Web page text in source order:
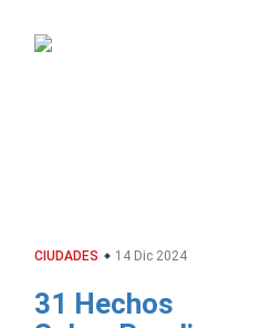
CIUDADES 14 Dic 2024
31 Hechos